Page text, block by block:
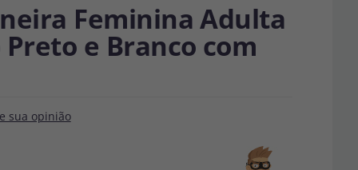
Feminina Adulta
e Branco com
sua opinião